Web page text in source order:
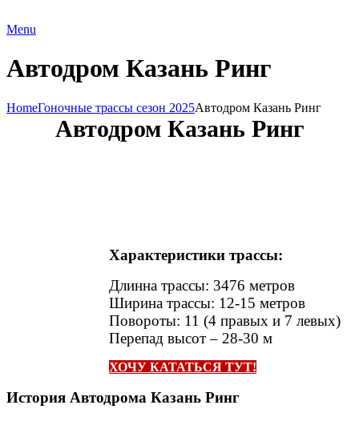
Menu
Автодром Казань Ринг
HomeГоночные трассы сезон 2025Автодром Казань Ринг
Автодром Казань Ринг
Характеристики трассы:
Длинна трассы: 3476 метров
Ширина трассы: 12-15 метров
Повороты: 11 (4 правых и 7 левых)
Перепад высот – 28-30 м
ХОЧУ КАТАТЬСЯ ТУТ!
История Автодрома Казань Ринг